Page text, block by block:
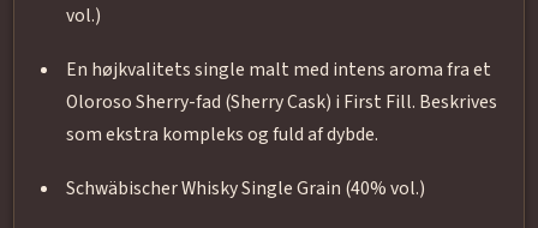
vol.)
En højkvalitets single malt med intens aroma fra et
Oloroso Sherry-fad (Sherry Cask) i First Fill. Beskrives
som ekstra kompleks og fuld af dybde.
Schwäbischer Whisky Single Grain (40% vol.)